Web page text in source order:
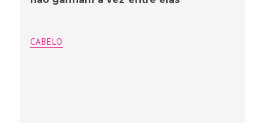
CABELO